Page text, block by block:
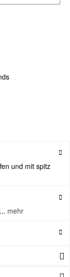
und mit spitz
mehr